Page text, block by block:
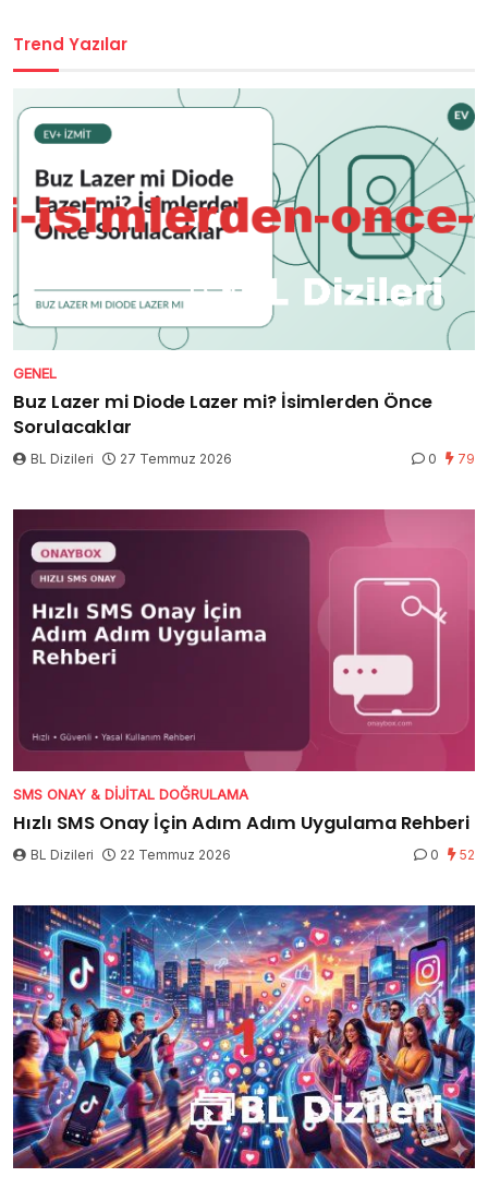
Trend Yazılar
GENEL
Buz Lazer mi Diode Lazer mi? İsimlerden Önce
Sorulacaklar
BL Dizileri 27 Temmuz 2026 0 79
SMS ONAY & DIJITAL DOĞRULAMA
Hızlı SMS Onay İçin Adım Adım Uygulama Rehberi
BL Dizileri 22 Temmuz 2026 0 52